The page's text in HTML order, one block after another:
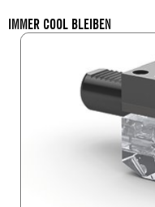
IMMER COOL BLEIBEN